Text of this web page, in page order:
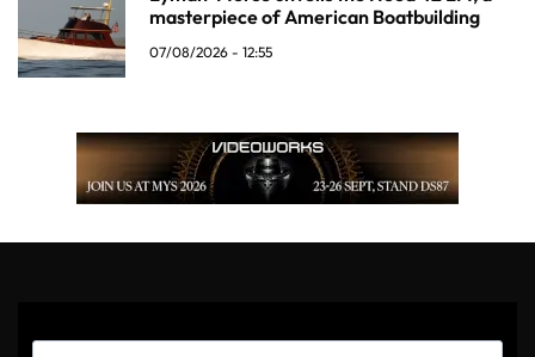
masterpiece of American Boatbuilding
07/08/2026 - 12:55